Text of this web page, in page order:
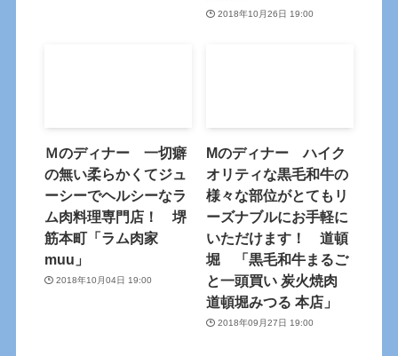
2018年10月26日 19:00
Ｍのディナー 一切癖
の無い柔らかくてジュ
ーシーでヘルシーなラ
ム肉料理専門店！ 堺
筋本町「ラム肉家
muu」
2018年10月04日 19:00
Mのディナー ハイク
オリティな黒毛和牛の
様々な部位がとてもリ
ーズナブルにお手軽に
いただけます！ 道頓
堀 「黒毛和牛まるご
と一頭買い 炭火焼肉
道頓堀みつる 本店」
2018年09月27日 19:00